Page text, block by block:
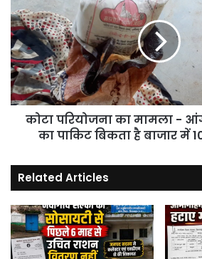
।
का
मामला
-
आंगनबाड़ी
के
दलिया
का
पाकिट
बाजार
10
से
15
रू
पैकेट
कोटा परियोजना का मामला -
का पाकिट बिकता है बाजार में
Related Articles